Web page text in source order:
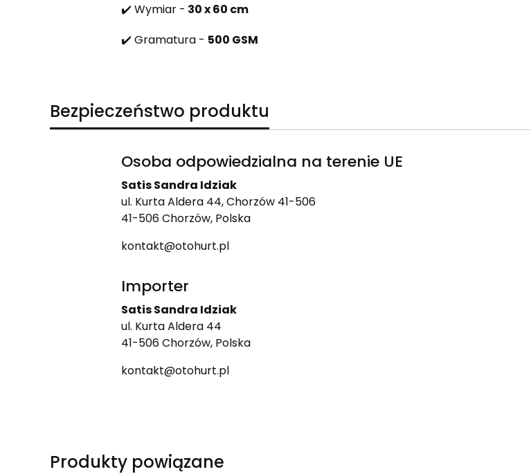
✔️ Wymiar - 30 x 60 cm
✔️ Gramatura - 500 GSM
Bezpieczeństwo produktu
Osoba odpowiedzialna na terenie UE
Satis Sandra Idziak
ul. Kurta Aldera 44, Chorzów 41-506
41-506 Chorzów, Polska
kontakt@otohurt.pl
Importer
Satis Sandra Idziak
ul. Kurta Aldera 44
41-506 Chorzów, Polska
kontakt@otohurt.pl
Produkty powiązane